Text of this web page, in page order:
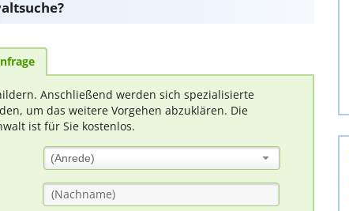
Anschließend werden sich spezialisierte
um das weitere Vorgehen abzuklären. Die
ist für Sie kostenlos.
(Anrede)